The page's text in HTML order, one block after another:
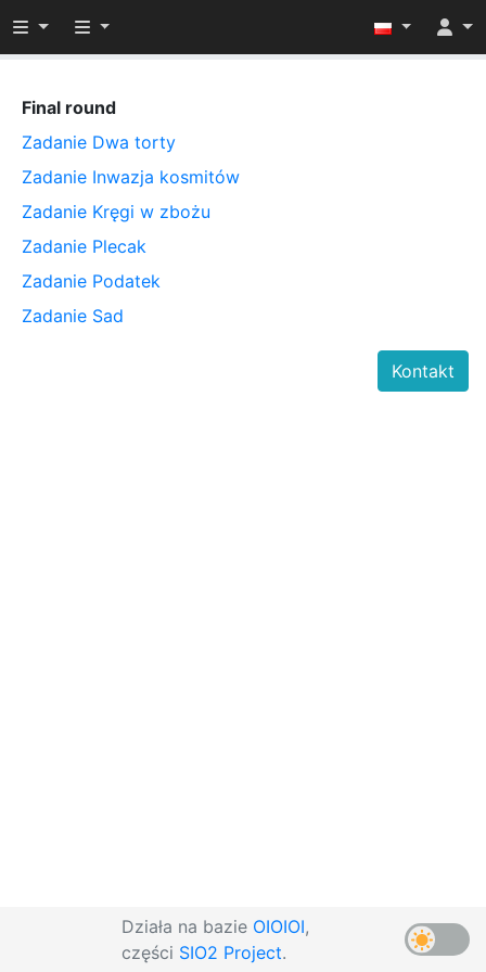
Przełącz widoczność menu
Przełącz widoczność menu
Final round
Zadanie Dwa torty
Zadanie Inwazja kosmitów
Zadanie Kręgi w zbożu
Zadanie Plecak
Zadanie Podatek
Zadanie Sad
Działa na bazie OIOIOI,
części SIO2 Project.
Kontakt